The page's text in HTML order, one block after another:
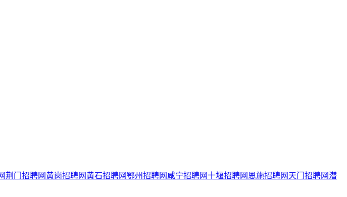
荆门招聘网黄岗招聘网黄石招聘网鄂州招聘网 咸宁招聘网十堰招聘网 恩施招聘网 天门招聘网潜